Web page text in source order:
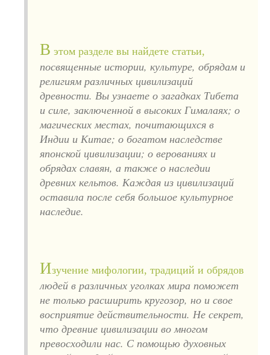
В этом разделе вы найдете статьи,
посвященные истории, культуре, обрядам и
религиям различных цивилизаций
древности. Вы узнаете о загадках Тибета
и силе, заключенной в высоких Гималаях; о
магических местах, почитающихся в
Индии и Китае; о богатом наследстве
японской цивилизации; о верованиях и
обрядах славян, а также о наследии
древних кельтов. Каждая из цивилизаций
оставила после себя большое культурное
наследие.
Изучение мифологии, традиций и обрядов
людей в различных уголках мира поможет
не только расширить кругозор, но и свое
восприятие действительности. Не секрет,
что древние цивилизации во многом
превосходили нас. С помощью духовных